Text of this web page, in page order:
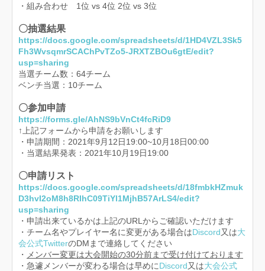
・組み合わせ 1位 vs 4位 2位 vs 3位
〇抽選結果
https://docs.google.com/spreadsheets/d/1HD4VZL3Sk5
Fh3WvsqmrSCAChPvTZo5-JRXTZBOu6gtE/edit?
usp=sharing
当選チーム数：64チーム
ベンチ当選：10チーム
〇参加申請
https://forms.gle/AhNS9bVnCt4fcRiD9
↑上記フォームから申請をお願いします
・申請期間：2021年9月12日19:00~10月18日00:00
・当選結果発表：2021年10月19日19:00
〇申請リスト
https://docs.google.com/spreadsheets/d/18fmbkHZmuk
D3hvI2oM8h8RIhC09TiYl1MjhB57ArLS4/edit?
usp=sharing
・申請出来ているかは上記のURLからご確認いただけます
・チーム名やプレイヤー名に変更がある場合はDiscord又は大
会公式TwitterのDMまで連絡してください
・ メンバー変更は大会開始の30分前まで受け付けております
・急遽メンバーが変わる場合は早めにDiscord又は大会公式